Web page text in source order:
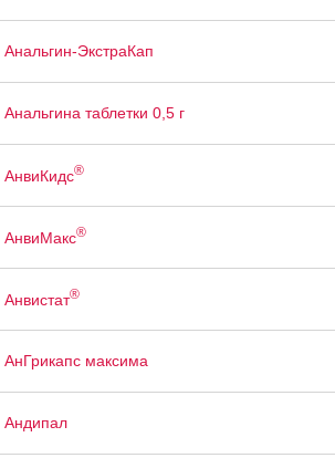
Анальгин-ЭкстраКап
Анальгина таблетки 0,5 г
АнвиКидс®
АнвиМакс®
Анвистат®
АнГрикапс максима
Андипал